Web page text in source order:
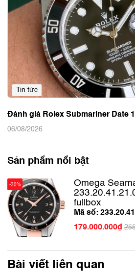
Tin tức
Đánh giá Rolex Submariner Date
06/08/2026
Sản phẩm nổi bật
-30%
Omega
fullbox
Mã số:
179.000.000₫
Bài viết liên quan